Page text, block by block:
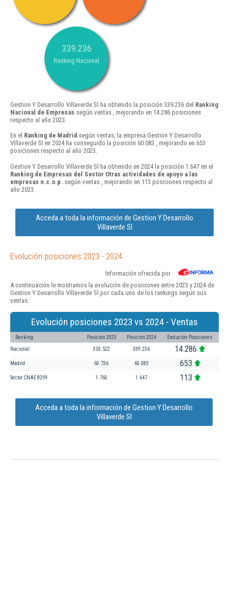
339.236
Ranking Nacional
Gestion Y Desarrollo Villaverde Sl ha obtenido la posición 339.236 del Ranking
Nacional de Empresas según ventas , mejorando en 14.286 posiciones
respecto al año 2023.
En el Ranking de Madrid según ventas, la empresa Gestion Y Desarrollo
Villaverde Sl en 2024 ha conseguido la posición 60.083 , mejorando en 653
posiciones respecto al año 2023.
Gestion Y Desarrollo Villaverde Sl ha obtenido en 2024 la posición 1.647 en el
Ranking de Empresas del Sector Otras actividades de apoyo a las
empresas n.c.o.p. según ventas , mejorando en 113 posiciones respecto al
año 2023.
Acceda a toda la información de Gestion Y Desarrollo
Villaverde Sl
Evolución posiciones 2023 - 2024
Información ofrecida por
A continuación le mostramos la evolución de posiciones entre 2023 y 2024 de
Gestion Y Desarrollo Villaverde Sl por cada uno de los rankings según sus
ventas:
Evolución posiciones 2023 vs 2024 - Ventas
Ranking Posición 2023 Posición 2024 Evolución Posiciones
Nacional 353.522 339.236 14.286
Madrid 60.736 60.083 653
Sector CNAE 8299 1.760 1.647 113
Acceda a toda la información de Gestion Y Desarrollo
Villaverde Sl